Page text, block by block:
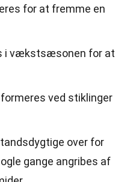
for at fremme en
i vækstsæsonen for at
ved stiklinger
over for
gange angribes af